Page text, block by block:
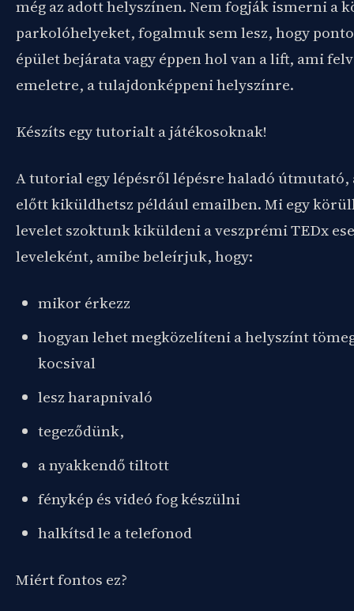
még az adott helyszínen. Nem fogják ismerni a
parkolóhelyeket, fogalmuk sem lesz, hogy
épület bejárata vagy éppen hol van a lift, ami
emeletre, a tulajdonképpeni helyszínre.
Készíts egy tutorialt a játékosoknak!
A tutorial egy lépésről lépésre haladó
előtt kiküldhetsz például emailben. Mi egy
levelet szoktunk kiküldeni a veszprémi TEDx
leveleként, amibe beleírjuk, hogy:
mikor érkezz
hogyan lehet megközelíteni a helyszínt
kocsival
lesz harapnivaló
tegeződünk,
a nyakkendő tiltott
fénykép és videó fog készülni
halkítsd le a telefonod
Miért fontos ez?